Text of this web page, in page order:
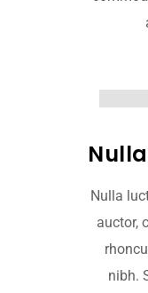
Nulla
auctor,
nibh.